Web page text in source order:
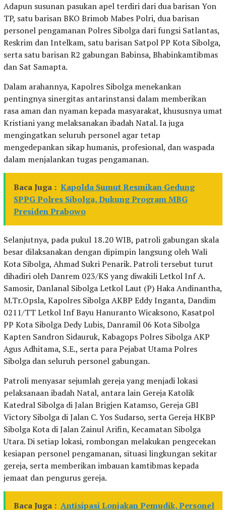
Adapun susunan pasukan apel terdiri dari dua barisan Yon
TP, satu barisan BKO Brimob Mabes Polri, dua barisan
personel pengamanan Polres Sibolga dari fungsi Satlantas,
Reskrim dan Intelkam, satu barisan Satpol PP Kota Sibolga,
serta satu barisan R2 gabungan Babinsa, Bhabinkamtibmas
dan Sat Samapta.
Dalam arahannya, Kapolres Sibolga menekankan
pentingnya sinergitas antarinstansi dalam memberikan
rasa aman dan nyaman kepada masyarakat, khususnya umat
Kristiani yang melaksanakan ibadah Natal. Ia juga
mengingatkan seluruh personel agar tetap
mengedepankan sikap humanis, profesional, dan waspada
dalam menjalankan tugas pengamanan.
Baca Juga : Kapolda Sumut Resmikan Gedung
SPPG Polres Sibolga, Dukung Program MBG
Presiden Prabowo
Selanjutnya, pada pukul 18.20 WIB, patroli gabungan skala
besar dilaksanakan dengan dipimpin langsung oleh Wali
Kota Sibolga, Ahmad Sukri Penarik. Patroli tersebut turut
dihadiri oleh Danrem 023/KS yang diwakili Letkol Inf A.
Samosir, Danlanal Sibolga Letkol Laut (P) Haka Andinantha,
M.Tr.Opsla, Kapolres Sibolga AKBP Eddy Inganta, Dandim
0211/TT Letkol Inf Bayu Hanuranto Wicaksono, Kasatpol
PP Kota Sibolga Dedy Lubis, Danramil 06 Kota Sibolga
Kapten Sandron Sidauruk, Kabagops Polres Sibolga AKP
Agus Adhitama, S.E., serta para Pejabat Utama Polres
Sibolga dan seluruh personel gabungan.
Patroli menyasar sejumlah gereja yang menjadi lokasi
pelaksanaan ibadah Natal, antara lain Gereja Katolik
Katedral Sibolga di Jalan Brigjen Katamso, Gereja GBI
Victory Sibolga di Jalan C. Yos Sudarso, serta Gereja HKBP
Sibolga Kota di Jalan Zainul Arifin, Kecamatan Sibolga
Utara. Di setiap lokasi, rombongan melakukan pengecekan
kesiapan personel pengamanan, situasi lingkungan sekitar
gereja, serta memberikan imbauan kamtibmas kepada
jemaat dan pengurus gereja.
Baca Juga : Antisipasi Lonjakan Pemudik, Personel